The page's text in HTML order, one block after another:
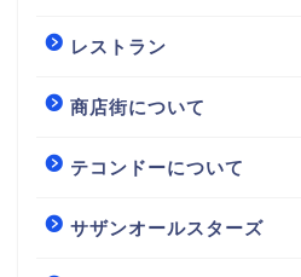
レストラン
商店街について
テコンドーについて
サザンオールスターズ